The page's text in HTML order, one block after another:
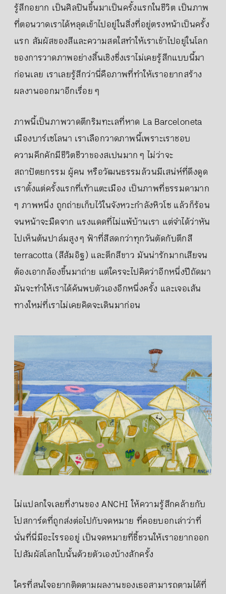
รู้สึกอยาก เป็นศิลปินขึ้นมาเป็นครั้งแรกในชีวิต เป็นภาพ
ที่ตอนวาดเราได้หลุดเข้าไปอยู่ในสิ่งที่อยู่ตรงหน้าเป็นครั้ง
แรก สัมผัสของสีและความสดใสทำให้เราเข้าไปอยู่ในโลก
ของการวาดภาพอย่างสิ้นเชิงซึ่งเราไม่เคยรู้สึกแบบนี้มา
ก่อนเลย เราเลยรู้สึกว่านี่คือภาพที่ทำให้เราอยากสร้าง
ผลงานออกมาอีกเรื่อย ๆ
ภาพนี้เป็นภาพวาดตึกริมทะเลที่หาด La Barceloneta
เมืองบาร์เซโลนา เราเลือกวาดภาพนี้เพราะเราชอบ
ความคึกคักมีชีวิตชีวาของสเปนมาก ๆ ไม่ว่าจะ
สถาปัตยกรรม ผู้คน หรือวัฒนธรรมล้วนมีเสน่ห์ที่ดึงดูด
เราตั้งแต่ครั้งแรกที่เท้าแตะเมือง เป็นภาพที่ธรรมดามาก
ๆ ภาพหนึ่ง ถูกถ่ายเก็บไว้ในจังหวะกำลังหิวโซ แล้วก็ร้อน
จนหน้าจะมืดจาก แรงแดดที่ไม่แพ้บ้านเรา แต่จำได้ว่าหัน
ไปเห็นต้นปาล์มสูง ๆ ฟ้าที่สีสดกว่าทุกวันตัดกับตึกสี
terracotta (สีส้มอิฐ) และตึกสีขาว มันน่ารักมากเสียจน
ต้องเอากล้องขึ้นมาถ่าย แต่ใครจะไปคิดว่าอีกหนึ่งปีถัดมา
มันจะทำให้เราได้ค้นพบตัวเองอีกหนึ่งครั้ง และเจอเส้น
ทางใหม่ที่เราไม่เคยคิดจะเดินมาก่อน
ไม่แปลกใจเลยที่งานของ ANCHI ให้ความรู้สึกคล้ายกับ
โปสการ์ดที่ถูกส่งต่อไปกับจดหมาย ที่คอยบอกเล่าว่าที่
นั่นที่นี่มีอะไรรออยู่ เป็นจดหมายที่ชี้ชวนให้เราอยากออก
ไปสัมผัสโลกใบนั้นด้วยตัวเองบ้างสักครั้ง
ใครที่สนใจอยากติดตามผลงานของเธอสามารถตามได้ที่